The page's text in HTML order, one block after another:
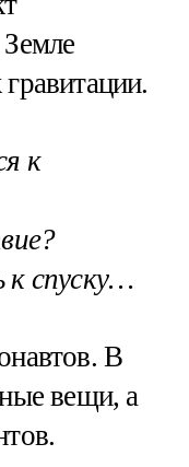
к
к спуску…
В
вещи, а